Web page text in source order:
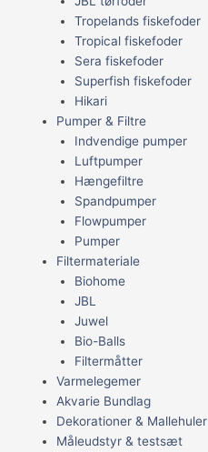
Tropelands fiskefoder
Tropical fiskefoder
Sera fiskefoder
Superfish fiskefoder
Hikari
Pumper & Filtre
Indvendige pumper
Luftpumper
Hængefiltre
Spandpumper
Flowpumper
Pumper
Filtermateriale
Biohome
JBL
Juwel
Bio-Balls
Filtermåtter
Varmelegemer
Akvarie Bundlag
Dekorationer & Mallehuler
Måleudstyr & testsæt